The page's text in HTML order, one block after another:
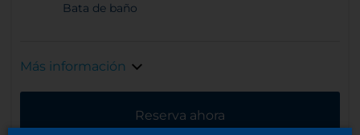
Bata de baño
Más información
Reserva ahora